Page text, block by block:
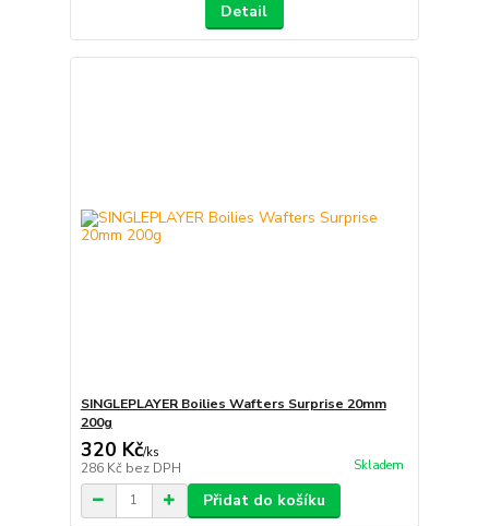
Detail
SINGLEPLAYER Boilies Wafters Surprise 20mm
200g
320 Kč/ks
286 Kč bez DPH Skladem
Přidat do košíku